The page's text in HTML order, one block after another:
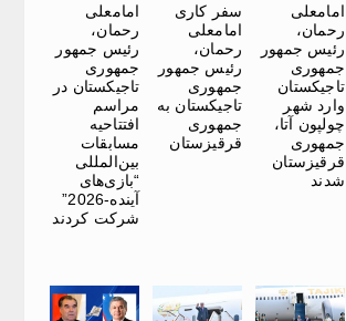
امامعلی
رحمان،
رئیس جمهور
جمهوری
تاجیکستان
وارد شهر
چولپون آتا،
جمهوری
قرقیزستان
شدند
سفر کاری
امامعلی
رحمان،
رئیس جمهور
جمهوری
تاجیکستان به
جمهوری
قرقیزستان
امامعلی
رحمان،
رئیس جمهور
جمهوری
تاجیکستان در
مراسم
افتتاحیه
مسابقات
بین‌المللی
“بازی‌های
آینده-2026”
شرکت کردند